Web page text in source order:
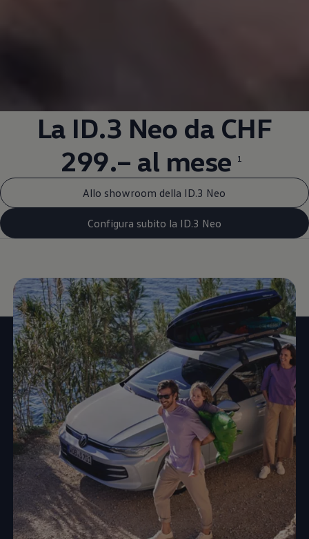
La ID.3 Neo da CHF
299.– al mese
1
Allo showroom della ID.3 Neo
Configura subito la ID.3 Neo